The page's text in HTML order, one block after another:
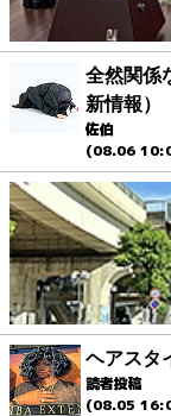
全然関係
新情報）
佐伯
(08.06
ヘアスタ
読者投稿
(08.05